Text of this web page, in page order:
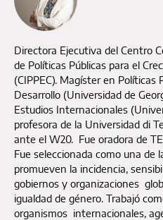
Directora Ejecutiva del Centro
de Políticas Públicas para el
(CIPPEC). Magíster en
Desarrollo (Universidad de
Estudios Internacionales
profesora de la Universidad di
ante el W20. Fue oradora de
Fue seleccionada como una de
promueven la incidencia,
gobiernos y organizaciones
igualdad de género. Trabajó
organismos internacionales,